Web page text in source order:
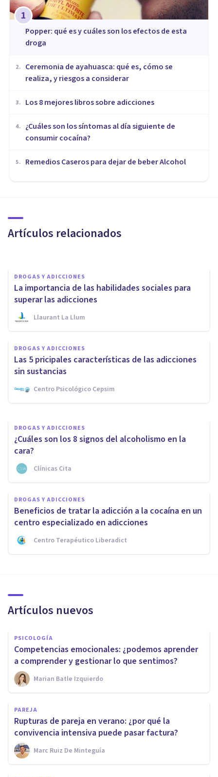
1
Popper: qué es y cuáles son los efectos de esta
droga
2.
Ceremonia de ayahuasca: qué es, cómo se
realiza, y riesgos a considerar
3. Los 8 mejores libros sobre adicciones
4.
¿Cuáles son los síntomas al día siguiente de
consumir cocaína?
5. Remedios Caseros para dejar de beber Alcohol
Artículos relacionados
las benzodiacepinas?
DROGAS Y ADICCIONES
La importancia de las habilidades sociales para
superar las adicciones
Llaurant La Llum
DROGAS Y ADICCIONES
Las 5 pricipales características de las adicciones
sin sustancias
Centro Psicológico Cepsim
¿Qué es la prevención laboral
de trastornos adictivos?
Llaurant La Llum
DROGAS Y ADICCIONES
¿Cuáles son los 8 signos del alcoholismo en la
cara?
Clínicas Cita
DROGAS Y ADICCIONES
Beneficios de tratar la adicción a la cocaína en un
centro especializado en adicciones
Centro Terapéutico Liberadict
Artículos nuevos
PSICOLOGÍA
Competencias emocionales: ¿podemos aprender
a comprender y gestionar lo que sentimos?
Marian Batle Izquierdo
PAREJA
Rupturas de pareja en verano: ¿por qué la
convivencia intensiva puede pasar factura?
Marc Ruiz De Minteguía